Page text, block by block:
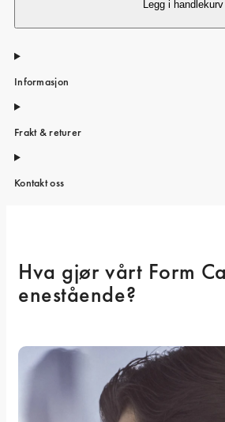
iPhone 15
iPhone 14 Pro
iPhone 14
Legg i handlekurv
Informasjon
Frakt & returer
Kontakt oss
Hva gjør vårt Form
enestående?